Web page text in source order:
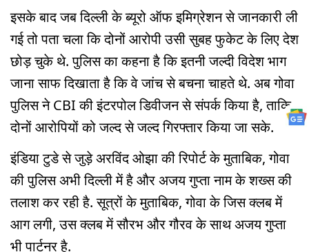
इसके बाद जब दिल्ली के ब्यूरो ऑफ इमिग्रेशन से जानकारी ली
गई तो पता चला कि दोनों आरोपी उसी सुबह फुकेट के लिए देश
छोड़ चुके थे. पुलिस का कहना है कि इतनी जल्दी विदेश भाग
जाना साफ दिखाता है कि वे जांच से बचना चाहते थे. अब गोवा
पुलिस ने CBI की इंटरपोल डिवीजन से संपर्क किया है, ताकि
दोनों आरोपियों को जल्द से जल्द गिरफ्तार किया जा सके.
इंडिया टुडे से जुड़े अरविंद ओझा की रिपोर्ट के मुताबिक, गोवा
की पुलिस अभी दिल्ली में है और अजय गुप्ता नाम के शख्स की
तलाश कर रही है. सूत्रों के मुताबिक, गोवा के जिस क्लब में
आग लगी, उस क्लब में सौरभ और गौरव के साथ अजय गुप्ता
भी पार्टनर है.